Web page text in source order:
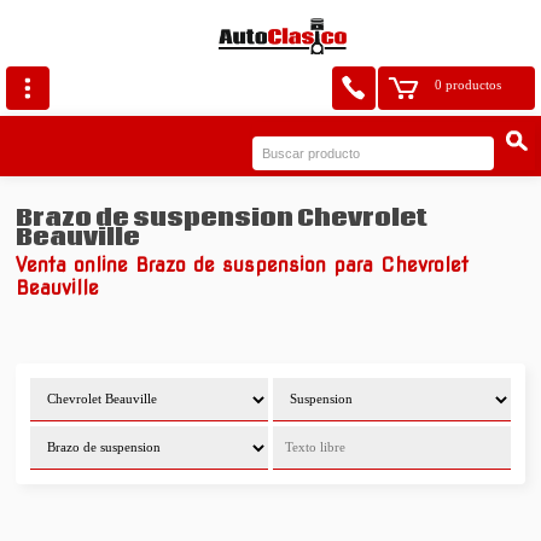
0 productos
Brazo de suspension Chevrolet
Beauville
Venta online Brazo de suspension para Chevrolet
Beauville